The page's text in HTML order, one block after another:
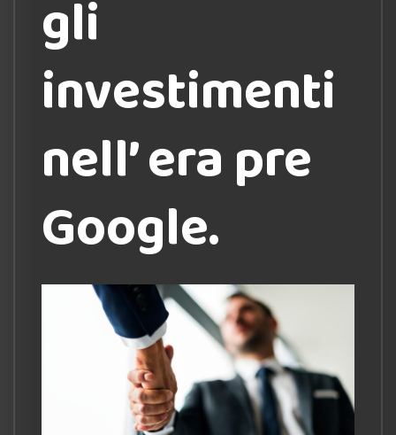
gli
investimenti
nell’ era pre
Google.